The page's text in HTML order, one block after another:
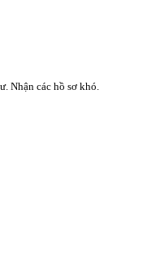
Nhận các hồ sơ khó.